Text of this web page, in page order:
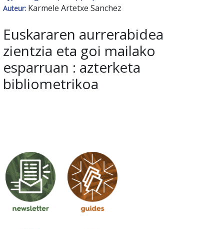
Auteur: Karmele Artetxe Sanchez
Euskararen aurrerabidea
zientzia eta goi mailako
esparruan : azterketa
bibliometrikoa